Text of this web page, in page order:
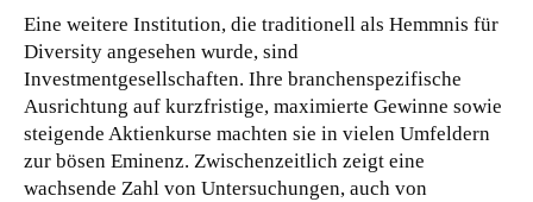
Eine weitere Institution, die traditionell als Hemmnis für
Diversity angesehen wurde, sind
Investmentgesellschaften. Ihre branchenspezifische
Ausrichtung auf kurzfristige, maximierte Gewinne sowie
steigende Aktienkurse machten sie in vielen Umfeldern
zur bösen Eminenz. Zwischenzeitlich zeigt eine
wachsende Zahl von Untersuchungen, auch von